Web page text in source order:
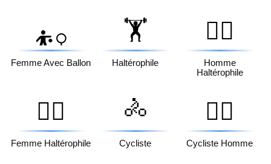
⛹️‍♀️
Femme Avec Ballon
🏋️
Haltérophile
🏋️‍♂️
Homme
Haltérophile
🏋️‍♀️
Femme Haltérophile
🚴
Cycliste
🚴‍♂️
Cycliste Homme